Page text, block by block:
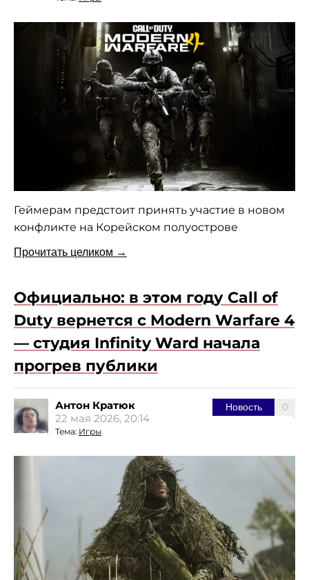
Геймерам предстоит принять участие в новом
конфликте на Корейском полуострове
Прочитать целиком →
Официально: в этом году Call of
Duty вернется с Modern Warfare 4
— студия Infinity Ward начала
прогрев публики
0
Новость
Антон Кратюк
22 мая 2026, 20:14
Тема: Игры